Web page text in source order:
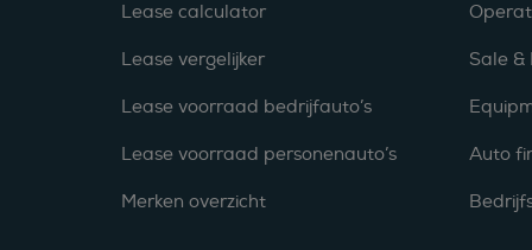
Lease calculator
Lease vergelijker
Lease voorraad bedrijfauto’s
Lease voorraad personenauto’s
Merken overzicht
Sale &
Auto